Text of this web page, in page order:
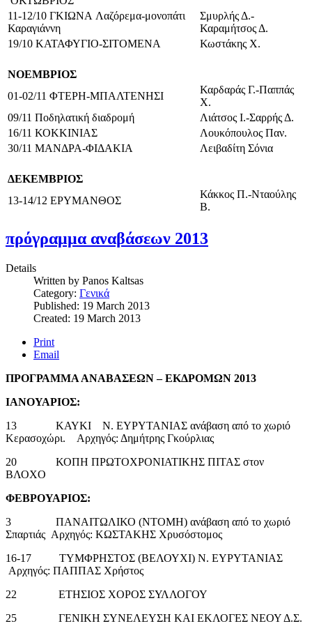
11-12/10 ΓΚΙΩΝΑ Λαζόρεμα-μονοπάτι
Καραγιάννη
Σμυρλής Δ.-
Καραμήτσος Δ.
19/10 ΚΑΤΑΦΥΓΙΟ-ΣΙΤΟΜΕΝΑ Κωστάκης Χ.
ΝΟΕΜΒΡΙΟΣ
01-02/11 ΦΤΕΡΗ-ΜΠΑΛΤΕΝΗΣΙ
Καρδαράς Γ.-Παππάς
Χ.
09/11 Ποδηλατική διαδρομή
Λιάτσος Ι.-Σαρρής Δ.
16/11 ΚΟΚΚΙΝΙΑΣ
Λουκόπουλος Παν.
30/11 ΜΑΝΔΡΑ-ΦΙΔΑΚΙΑ Λειβαδίτη Σόνια
ΔΕΚΕΜΒΡΙΟΣ
13-14/12 ΕΡΥΜΑΝΘΟΣ
Κάκκος Π.-Νταούλης
Β.
πρόγραμμα αναβάσεων 2013
Details
Written by Panos Kaltsas
Category: Γενικά
Published: 19 March 2013
Created: 19 March 2013
Print
Email
ΠΡΟΓΡΑΜΜΑ ΑΝΑΒΑΣΕΩΝ – ΕΚΔΡΟΜΩΝ 2013
ΙΑΝΟΥΑΡΙΟΣ:
13 ΚΑΥΚΙ Ν. ΕΥΡΥΤΑΝΙΑΣ ανάβαση από το χωριό
Κερασοχώρι. Αρχηγός: Δημήτρης Γκούρλιας
20 ΚΟΠΗ ΠΡΩΤΟΧΡΟΝΙΑΤΙΚΗΣ ΠΙΤΑΣ στον
ΒΛΟΧΟ
ΦΕΒΡΟΥΑΡΙΟΣ:
3 ΠΑΝΑΙΤΩΛΙΚΟ (ΝΤΟΜΗ) ανάβαση από το χωριό
Σπαρτιάς Αρχηγός: ΚΩΣΤΑΚΗΣ Χρυσόστομος
16-17 ΤΥΜΦΡΗΣΤΟΣ (ΒΕΛΟΥΧΙ) Ν. ΕΥΡΥΤΑΝΙΑΣ
Αρχηγός: ΠΑΠΠΑΣ Χρήστος
22 ΕΤΗΣΙΟΣ ΧΟΡΟΣ ΣΥΛΛΟΓΟΥ
25 ΓΕΝΙΚΗ ΣΥΝΕΛΕΥΣΗ ΚΑΙ ΕΚΛΟΓΕΣ ΝΕΟΥ Δ.Σ.